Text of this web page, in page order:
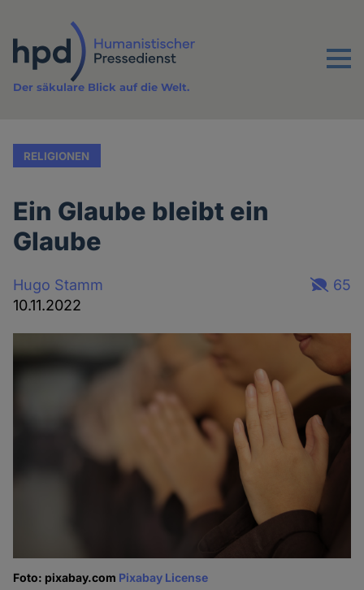
Inhalt
Menu
Der säkulare Blick auf die Welt.
RELIGIONEN
Ein Glaube bleibt ein
Glaube
Hugo Stamm
10.11.2022
65
Foto: pixabay.com Pixabay License